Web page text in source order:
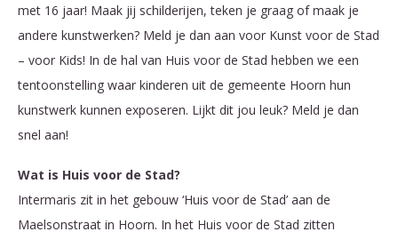
met 16 jaar! Maak jij schilderijen, teken je graag of maak je
andere kunstwerken? Meld je dan aan voor Kunst voor de Stad
– voor Kids! In de hal van Huis voor de Stad hebben we een
tentoonstelling waar kinderen uit de gemeente Hoorn hun
kunstwerk kunnen exposeren. Lijkt dit jou leuk? Meld je dan
snel aan!
Wat is Huis voor de Stad?
Intermaris zit in het gebouw ‘Huis voor de Stad’ aan de
Maelsonstraat in Hoorn. In het Huis voor de Stad zitten